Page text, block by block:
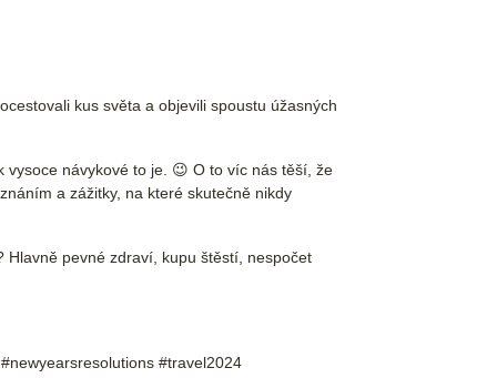
kus světa a objevili spoustu úžasných
návykové to je. 😉 O to víc nás těší, že
a zážitky, na které skutečně nikdy
Hlavně pevné zdraví, kupu štěstí, nespočet
#travel2024